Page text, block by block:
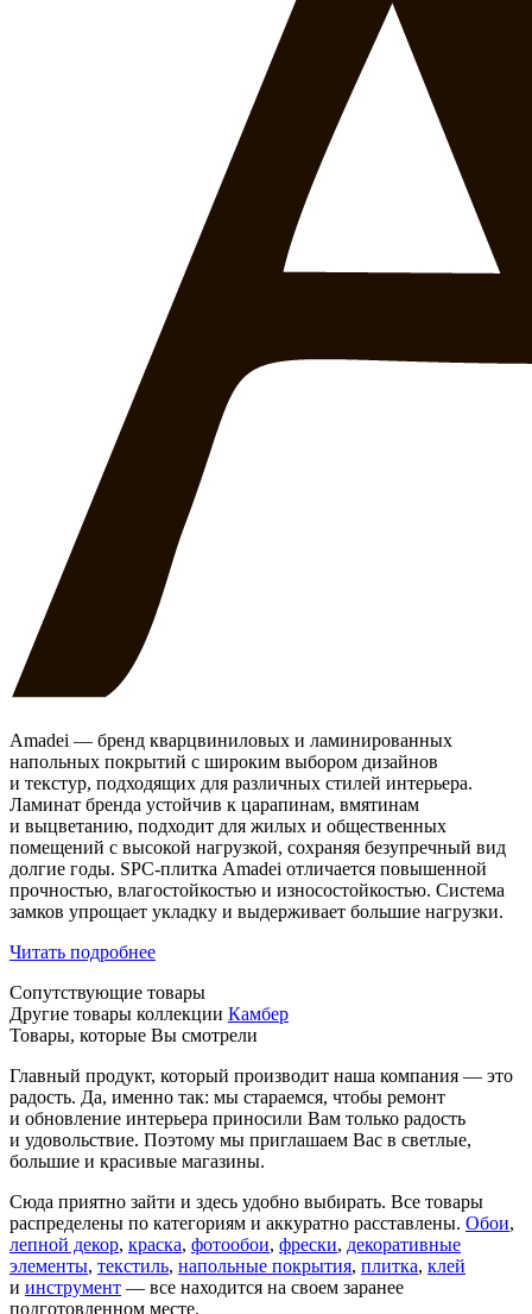
Amadei — бренд кварцвиниловых и ламинированных
напольных покрытий с широким выбором дизайнов
и текстур, подходящих для различных стилей интерьера.
Ламинат бренда устойчив к царапинам, вмятинам
и выцветанию, подходит для жилых и общественных
помещений с высокой нагрузкой, сохраняя безупречный вид
долгие годы. SPC-плитка Amadei отличается повышенной
прочностью, влагостойкостью и износостойкостью. Система
замков упрощает укладку и выдерживает большие нагрузки.
Читать подробнее
Сопутствующие товары
Другие товары коллекции Камбер
Товары, которые Вы смотрели
Главный продукт, который производит наша компания — это
радость. Да, именно так: мы стараемся, чтобы ремонт
и обновление интерьера приносили Вам только радость
и удовольствие. Поэтому мы приглашаем Вас в светлые,
большие и красивые магазины.
Сюда приятно зайти и здесь удобно выбирать. Все товары
распределены по категориям и аккуратно расставлены. Обои,
лепной декор, краска, фотообои, фрески, декоративные
элементы, текстиль, напольные покрытия, плитка, клей
и инструмент — все находится на своем заранее
подготовленном месте.